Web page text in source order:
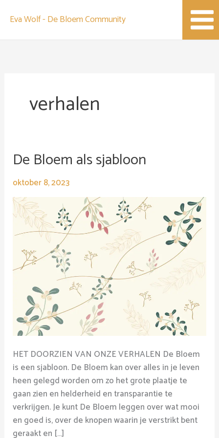
naarEva Wolf - De Bloem Community
verhalen
De Bloem als sjabloon
oktober 8, 2023
HET DOORZIEN VAN ONZE VERHALEN De Bloem
is een sjabloon. De Bloem kan over alles in je leven
heen gelegd worden om zo het grote plaatje te
gaan zien en helderheid en transparantie te
verkrijgen. Je kunt De Bloem leggen over wat mooi
en goed is, over de knopen waarin je verstrikt bent
geraakt en […]
De
als
sjabloon